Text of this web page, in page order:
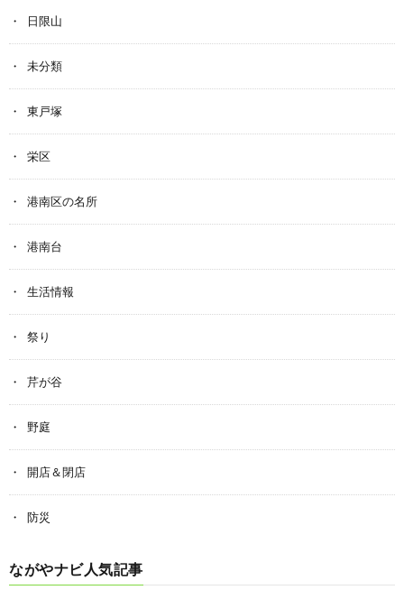
日限山
未分類
東戸塚
栄区
港南区の名所
港南台
生活情報
祭り
芹が谷
野庭
開店＆閉店
防災
ながやナビ人気記事